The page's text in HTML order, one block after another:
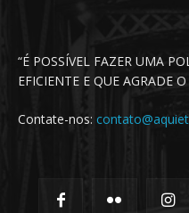
“É POSSÍVEL FAZER UMA
EFICIENTE E QUE AGRADE
Contate-nos: